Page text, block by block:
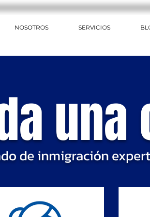
NOSOTROS SERVICIOS
una
de inmigración